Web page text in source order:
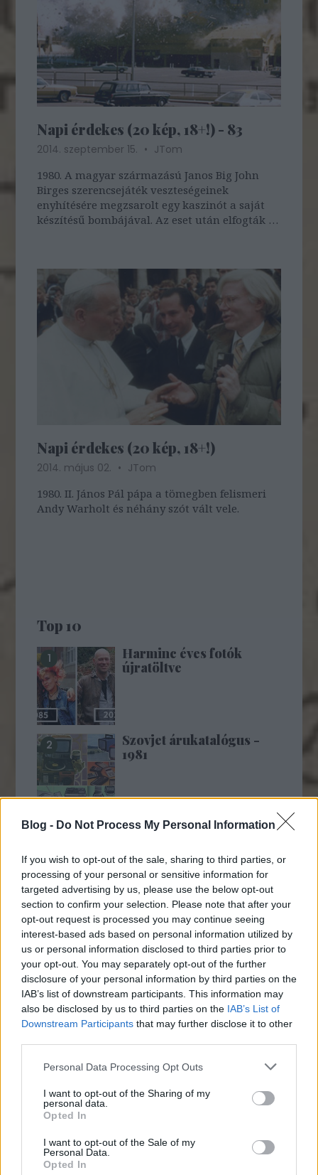
Blog - Do Not Process My Personal Information
If you wish to opt-out of the sale, sharing to third parties, or
processing of your personal or sensitive information for
targeted advertising by us, please use the below opt-out
section to confirm your selection. Please note that after your
opt-out request is processed you may continue seeing
interest-based ads based on personal information utilized by
us or personal information disclosed to third parties prior to
your opt-out. You may separately opt-out of the further
disclosure of your personal information by third parties on the
IAB’s list of downstream participants. This information may
also be disclosed by us to third parties on the IAB’s List of
Downstream Participants that may further disclose it to other
Please note that this website/app uses one or more Google
not limited to your visit or usage behaviour. You may click to
grant or deny consent to Google and its third-party tags to
use your data for below specified purposes in below Google
consent section.
Personal Data Processing Opt Outs
I want to opt-out of the Sharing of my
personal data.
Opted In
I want to opt-out of the Sale of my
Personal Data.
Opted In
Napi érdekes (20 kép, 18+!) - 83
2014. szeptember 15.
JTom
1980. A magyar származású Janos Big John
Birges szerencsejáték veszteségeinek
enyhítésére megzsarolt egy kaszinót a saját
készítésű bombájával. Az eset után elfogták és
Napi érdekes (20 kép, 18+!)
2014. május 02.
JTom
1980. II. János Pál pápa a tömegben felismeri
Andy Warholt és néhány szót vált vele.
Top 10
Harminc éves fotók
újratöltve
Szovjet árukatalógus -
1981
A hetvenes évek
A Teton-gát
katasztrófája -1976
'RLT Best of' - Hitler
guminője
Régi magyar diafilmek
13. - Miskolc 1921-ben!